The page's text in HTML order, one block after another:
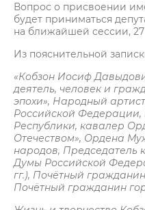
Вопрос о присвоении
будет приниматься
на ближайшей сессии, 27
Из пояснительной
«Кобзон Иосиф
деятель, человек и
эпохи», Народный
Российской
Республики, кавалер
Отечеством», Ордена
народов, Председатель
Думы Российской
гг.), Почётный
Почётный гражданин